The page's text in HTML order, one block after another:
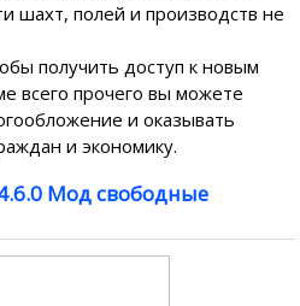
шахт, полей и производств не
получить доступ к новым
всего прочего вы можете
и оказывать
и экономику.
Мод свободные